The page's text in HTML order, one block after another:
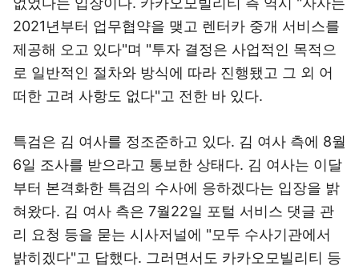
2021년부터 업무협약을 맺고 렌터카 중개 서비스를
제공해 오고 있다"며 "투자 결정은 사업적인 목적으
로 일반적인 절차와 방식에 따라 진행됐고 그 외 어
떠한 고려 사항도 없다"고 전한 바 있다.
특검은 김 여사를 정조준하고 있다. 김 여사 측에 8월
6일 조사를 받으라고 통보한 상태다. 김 여사는 이달
부터 본격화한 특검의 수사에 응하겠다는 입장을 밝
혀왔다. 김 여사 측은 7월22일 포털 서비스 댓글 관
리 요청 등을 묻는 시사저널에 "모두 수사기관에서
밝히겠다"고 답했다. 그러면서도 카카오모빌리티 등